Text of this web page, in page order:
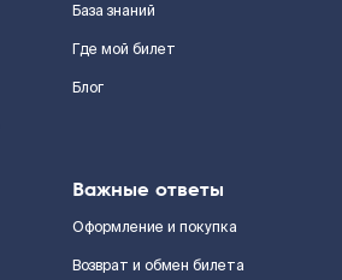
База знаний
Где мой билет
Блог
Важные ответы
Оформление и покупка
Возврат и обмен билета